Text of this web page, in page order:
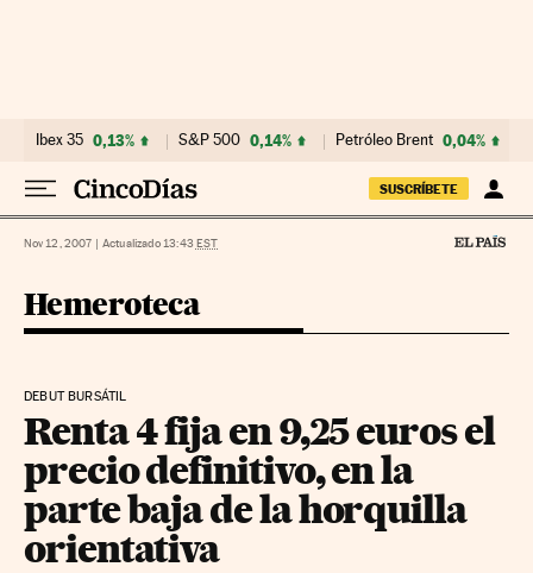
Ibex 35 0,13% S&P 500 0,14% Petróleo Brent 0,04%
SUSCRÍBETE
Nov 12, 2007 | Actualizado 13:43 EST
Hemeroteca
DEBUT BURSÁTIL
Renta 4 fija en 9,25 euros el
precio definitivo, en la
parte baja de la horquilla
orientativa